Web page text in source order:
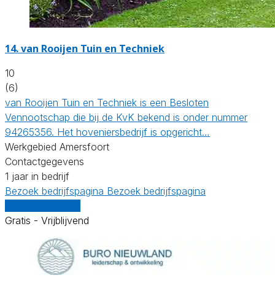
14.van Rooijen Tuin en Techniek
10
(6)
van Rooijen Tuin en Techniek is een Besloten
Vennootschap die bij de KvK bekend is onder nummer
94265356. Het hoveniersbedrijf is opgericht…
Werkgebied Amersfoort
Contactgegevens
1 jaar in bedrijf
Bezoek bedrijfspagina Bezoek bedrijfspagina
Gratis - Vrijblijvend